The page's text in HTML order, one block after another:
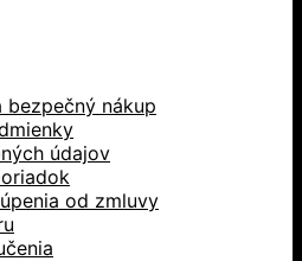
bezpečný nákup
údajov
od zmluvy